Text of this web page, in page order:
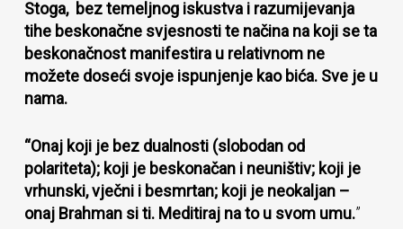
Stoga, bez temeljnog iskustva i razumijevanja
tihe beskonačne svjesnosti te načina na koji se ta
beskonačnost manifestira u relativnom ne
možete doseći svoje ispunjenje kao bića. Sve je u
nama.
“Onaj koji je bez dualnosti (slobodan od
polariteta); koji je beskonačan i neuništiv; koji je
vrhunski, vječni i besmrtan; koji je neokaljan –
onaj Brahman si ti. Meditiraj na to u svom umu.”